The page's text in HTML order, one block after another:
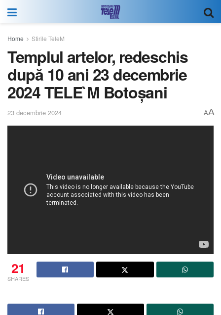
Home Stirile TeleM
Templul artelor, redeschis
după 10 ani 23 decembrie
2024 TELE`M Botoșani
23 decembrie 2024 AA
21
SHARES